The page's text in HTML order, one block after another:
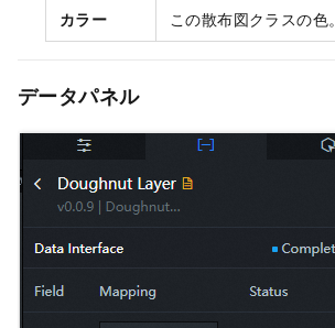
カラー この散布図クラスの色。
データパネル